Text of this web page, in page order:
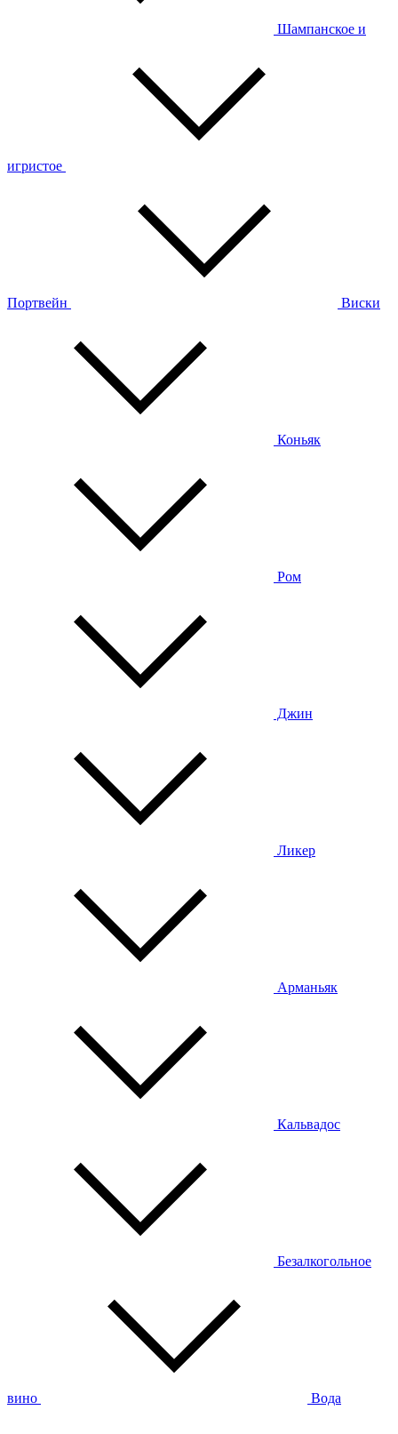
Шампанское и
игристое
Портвейн Виски
Коньяк
Ром
Джин
Ликер
Арманьяк
Кальвадос
Безалкогольное
вино Вода